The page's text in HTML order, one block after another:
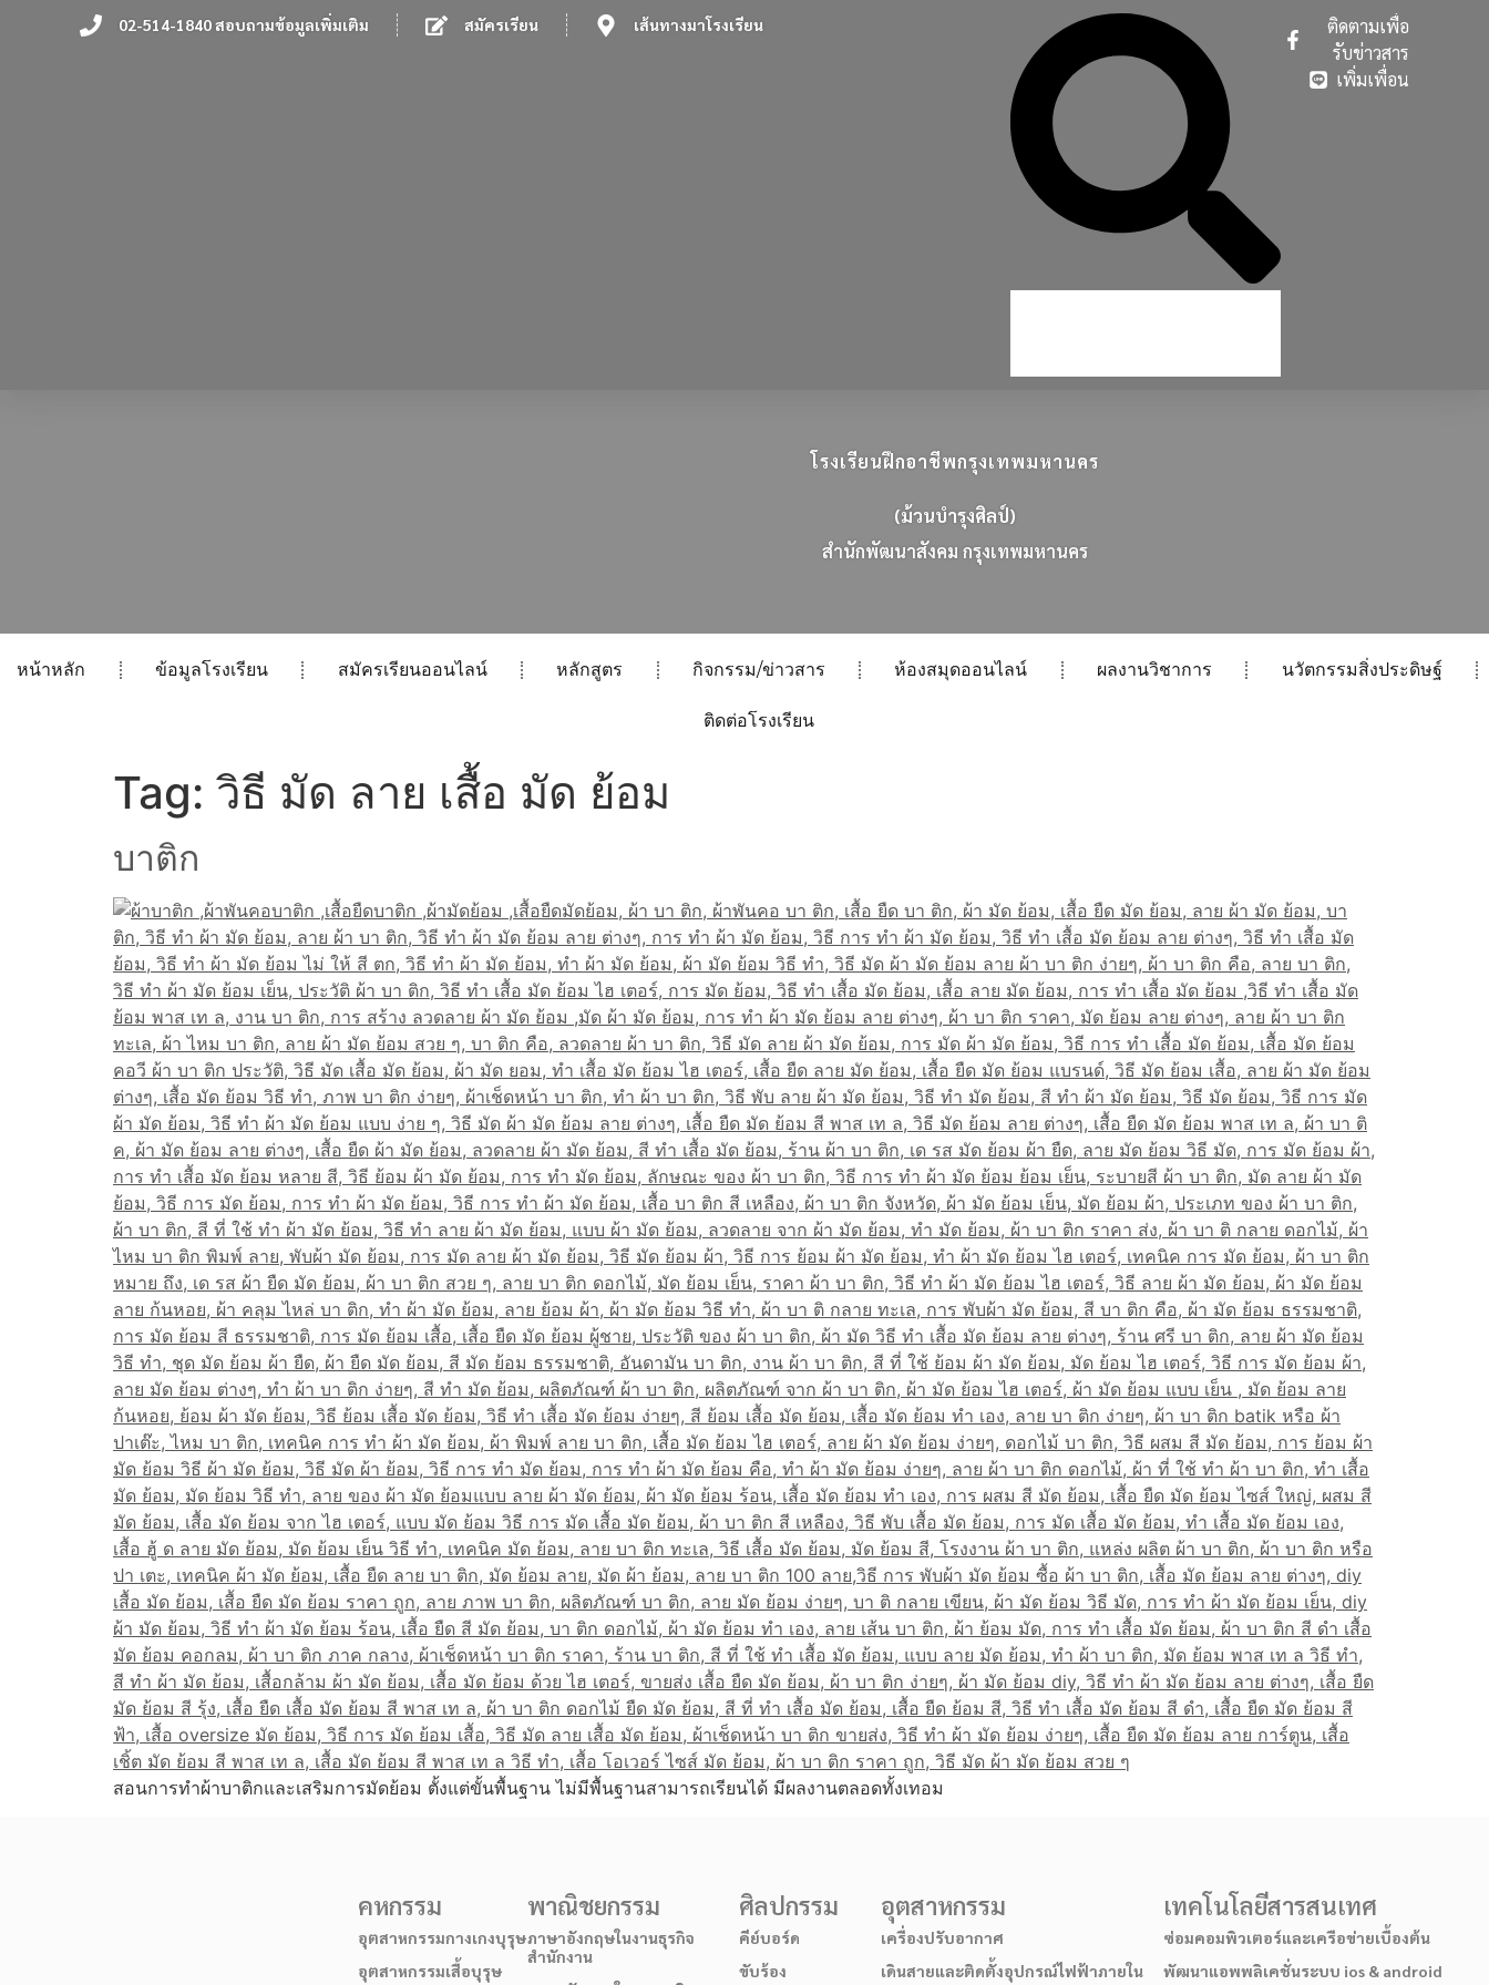
02-514-1840 สอบถามข้อมูลเพิ่มเติม สมัครเรียน เส้นทางมาโรงเรียน
ติดตามเพื่อ
รับข่าวสาร
เพิ่มเพื่อน
โรงเรียนฝึกอาชีพกรุงเทพมหานคร
(ม้วนบำรุงศิลป์)
สนกพฒนาสงคม กรงเทพมหานคร
หน้าหลัก ข้อมูลโรงเรียน สมัครเรียนออนไลน์ หลักสูตร กิจกรรม/ข่าวสาร ห้องสมุดออนไลน์ ผลงานวิชาการ นวัตกรรมสิ่งประดิษฐ์
ติดต่อโรงเรียน
Tag: วิธี มัด ลาย เสื้อ มัด ย้อม
บาติก
สอนการทำผ้าบาติกและเสริมการมัดย้อม ตั้งแต่ขั้นพื้นฐาน ไม่มีพื้นฐานสามารถเรียนได้ มีผลงานตลอดทั้งเทอม
คหกรรม
อุตสาหกรรมกางเกงบุรุษ
อุตสาหกรรมเสื้อบุรุษ
พาณิชยกรรม
ภาษาอังกฤษในงานธุรกิจ
สำนักงาน
ศิลปกรรม
คีย์บอร์ด
ขับร้อง
อุตสาหกรรม
เครื่องปรับอากาศ
เดินสายและติดตั้งอุปกรณ์ไฟฟ้าภายใน
เทคโนโลยีสารสนเทศ
ซ่อมคอมพิวเตอร์และเครือข่ายเบื้องต้น
พัฒนาแอพพลิเคชั่นระบบ ios & android